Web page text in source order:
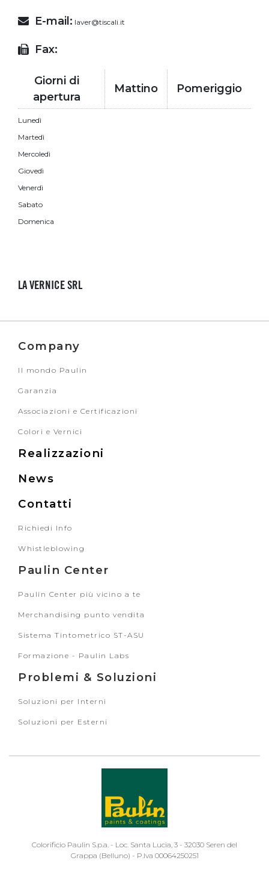
E-mail: laver@tiscali.it
Fax:
Giorni di
apertura
Mattino Pomeriggio
Lunedì
Martedì
Mercoledì
Giovedì
Venerdì
Sabato
Domenica
LA VERNICE SRL
Company
Il mondo Paulin
Garanzia
Associazioni e Certificazioni
Colori e Vernici
Realizzazioni
News
Contatti
Richiedi Info
Whistleblowing
Paulin Center
Paulin Center più vicino a te
Merchandising punto vendita
Sistema Tintometrico ST-ASU
Formazione - Paulin Labs
Problemi & Soluzioni
Soluzioni per Interni
Soluzioni per Esterni
Colorificio Paulin S.p.a. - Loc. Santa Lucia, 3 - 32030 Seren del
Grappa (Belluno) - P.Iva 00064250251